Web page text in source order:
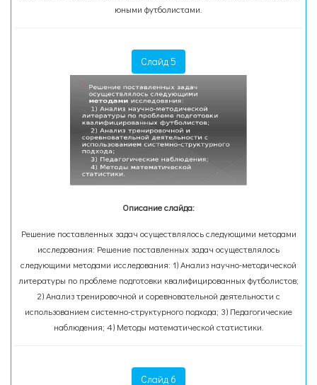
юными футболистами.
Слайд 5
Описание слайда:
Решение поставленных задач осуществлялось следующими методами
исследования: Решение поставленных задач осуществлялось
следующими методами исследования: 1) Анализ научно-методической
литературы по проблеме подготовки квалифицированных футболистов;
2) Анализ тренировочной и соревновательной деятельности с
использованием системно-структурного подхода; 3) Педагогические
наблюдения; 4) Методы математической статистики.
Слайд 6